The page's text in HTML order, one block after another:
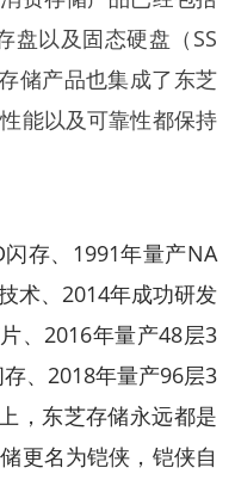
盘以及固态硬盘（SS
储产品也集成了东芝
能以及可靠性都保持
存、1991年量产NA
术、2014年成功研发
、2016年量产48层3
、2018年量产96层3
，东芝存储永远都是
更名为铠侠，铠侠自